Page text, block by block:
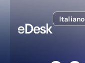
Italiano